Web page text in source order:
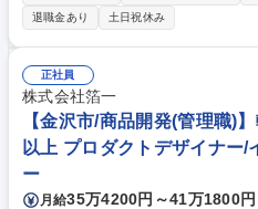
いたします。 【詳細】 ■三菱電機住宅設備機器・空調設備機器のルート販
売営業 ■営業先は管材商社・ハウスメ
20社ほど担当いただく予定です。 ■
他静岡県の一部(東部)等をご担当いた
しており、コミュニケーションや福利厚
種 【神奈川/営業】第二新卒歓迎/三
退職金あり
土日祝休み
正社員
株式会社箔一
【金沢市/商品開発(管理職)
以上 プロダクトデザイナー
ー
月給35万4200円～41万1800円